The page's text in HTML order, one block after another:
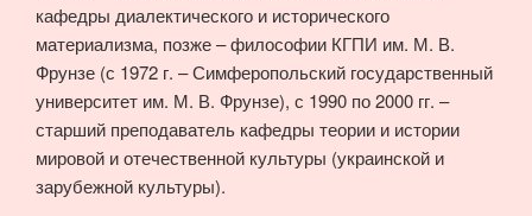
кафедры диалектического и исторического
материализма, позже – философии КГПИ им. М. В.
Фрунзе (с 1972 г. – Симферопольский государственный
университет им. М. В. Фрунзе), с 1990 по 2000 гг. –
старший преподаватель кафедры теории и истории
мировой и отечественной культуры (украинской и
зарубежной культуры).